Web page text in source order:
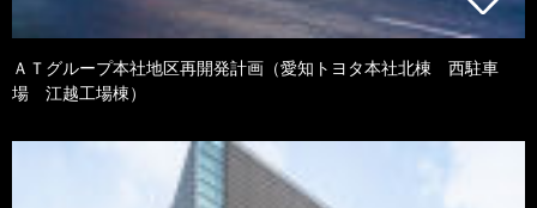
ＡＴグループ本社地区再開発計画（愛知トヨタ本社北棟 西駐車
場 江越工場棟）